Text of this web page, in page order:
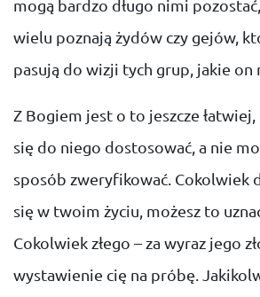
mogą bardzo długo nimi
wielu poznają żydów czy gejów,
pasują do wizji tych grup, jakie on
Z Bogiem jest o to jeszcze
się do niego dostosować, a nie
sposób zweryfikować. Cokolwiek
się w twoim życiu, możesz to
Cokolwiek złego – za wyraz jego
wystawienie cię na próbę.